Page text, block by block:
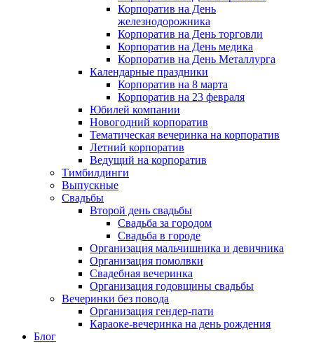
Корпоратив на День
железнодорожника
Корпоратив на День торговли
Корпоратив на День медика
Корпоратив на День Металлурга
Календарные праздники
Корпоратив на 8 марта
Корпоратив на 23 февраля
Юбилей компании
Новогодний корпоратив
Тематическая вечеринка на корпоратив
Летний корпоратив
Ведущий на корпоратив
Тимбилдинги
Выпускные
Свадьбы
Второй день свадьбы
Свадьба за городом
Свадьба в городе
Организация мальчишника и девичника
Организация помолвки
Свадебная вечеринка
Организация годовщины свадьбы
Вечеринки без повода
Организация гендер-пати
Караоке-вечеринка на день рождения
Блог